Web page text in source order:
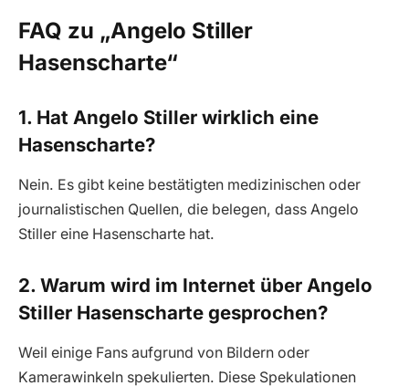
FAQ zu „Angelo Stiller
Hasenscharte“
1. Hat Angelo Stiller wirklich eine
Hasenscharte?
Nein. Es gibt keine bestätigten medizinischen oder
journalistischen Quellen, die belegen, dass Angelo
Stiller eine Hasenscharte hat.
2. Warum wird im Internet über Angelo
Stiller Hasenscharte gesprochen?
Weil einige Fans aufgrund von Bildern oder
Kamerawinkeln spekulierten. Diese Spekulationen